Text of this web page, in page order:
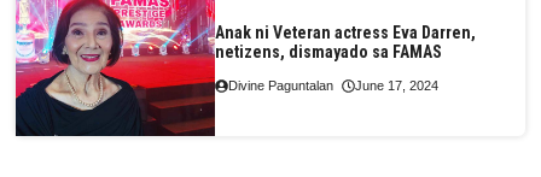
Anak ni Veteran actress Eva Darren,
netizens, dismayado sa FAMAS
Divine Paguntalan June 17, 2024